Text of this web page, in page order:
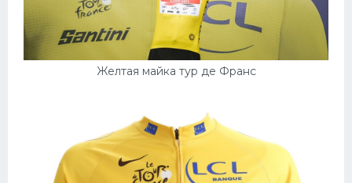
Желтая майка тур де Франс